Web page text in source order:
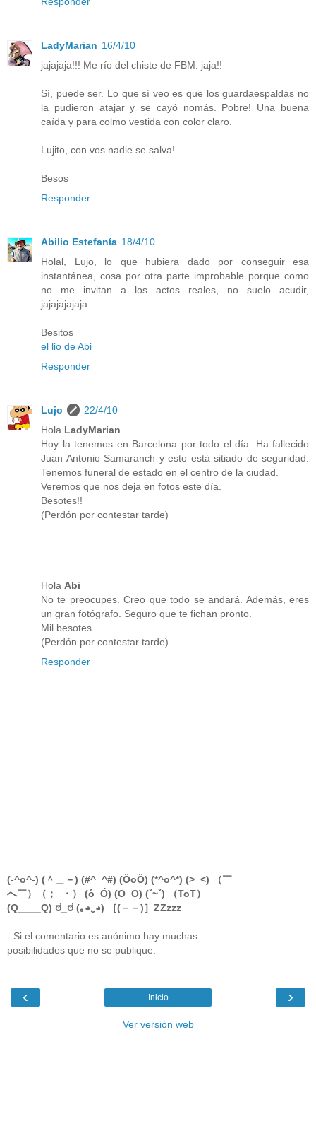
LadyMarian 16/4/10
jajajaja!!! Me río del chiste de FBM. jaja!!
Sí, puede ser. Lo que sí veo es que los guardaespaldas no
la pudieron atajar y se cayó nomás. Pobre! Una buena
caída y para colmo vestida con color claro.
Lujito, con vos nadie se salva!
Besos
Responder
Abilio Estefanía 18/4/10
Holal, Lujo, lo que hubiera dado por conseguir esa
instantánea, cosa por otra parte improbable porque como
no me invitan a los actos reales, no suelo acudir,
jajajajajaja.
Besitos
el lio de Abi
Responder
Lujo
22/4/10
Hola LadyMarian
Hoy la tenemos en Barcelona por todo el día. Ha fallecido
Juan Antonio Samaranch y esto está sitiado de seguridad.
Tenemos funeral de estado en el centro de la ciudad.
Veremos que nos deja en fotos este día.
Besotes!!
(Perdón por contestar tarde)
Hola Abi
No te preocupes. Creo que todo se andará. Además, eres
un gran fotógrafo. Seguro que te fichan pronto.
Mil besotes.
(Perdón por contestar tarde)
Responder
(-^o^-) (＾＿－) (#^_^#) (ÖoÖ) (*^o^*) (>_<) （￣
へ￣）（；_・） (ô_Ó) (O_O) (ˇ~ˇ) （ToT）
(Q____Q) ಠ_ಠ (｡◕‿◕) ［(－－)］ZZzzz
- Si el comentario es anónimo hay muchas
posibilidades que no se publique.
‹ ›
Inicio
Ver versión web